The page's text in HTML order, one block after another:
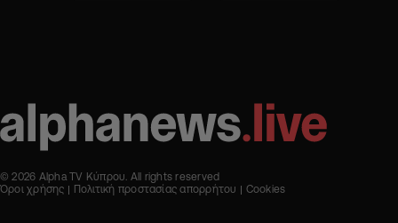
© 2026 Alpha TV Κύπρου. All rights reserved
Όροι χρήσης
Πολιτική προστασίας απορρήτου Cookies